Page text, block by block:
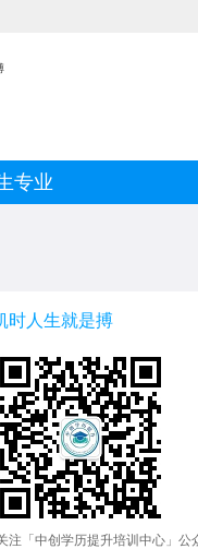
专业
时人生就是搏
注「中创学历提升培训中心」公